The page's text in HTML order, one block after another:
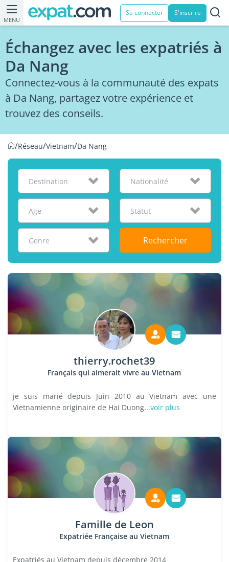
MENU
Se connecter S'inscrire
Échangez avec les expatriés à
Da Nang
Connectez-vous à la communauté des expats
à Da Nang, partagez votre expérience et
trouvez des conseils.
/Réseau/Vietnam/Da Nang
Destination Nationalité
Age Statut
Genre Rechercher
thierry.rochet39
Français qui aimerait vivre au Vietnam
je suis marié depuis Juin 2010 au Vietnam avec une
Vietnamienne originaire de Hai Duong...voir plus
Famille de Leon
Expatriée Française au Vietnam
Expatriés au Vietnam depuis décembre 2014